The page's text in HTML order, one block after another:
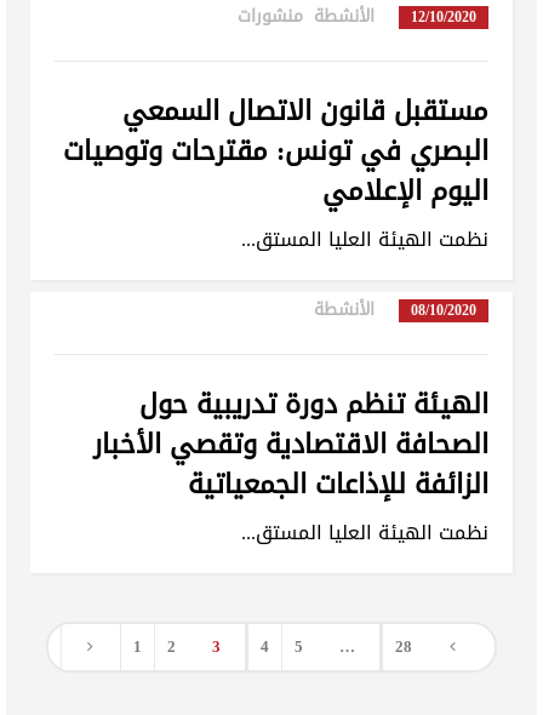
12/10/2020 الأنشطة منشورات
مستقبل قانون الاتصال السمعي
البصري في تونس: مقترحات وتوصيات
اليوم الإعلامي
نظمت الهيئة العليا المستق...
08/10/2020 الأنشطة
الهيئة تنظم دورة تدريبية حول
الصحافة الاقتصادية وتقصي الأخبار
الزائفة للإذاعات الجمعياتية
نظمت الهيئة العليا المستق...
1 2 3 4 5 … 28
Français العربية